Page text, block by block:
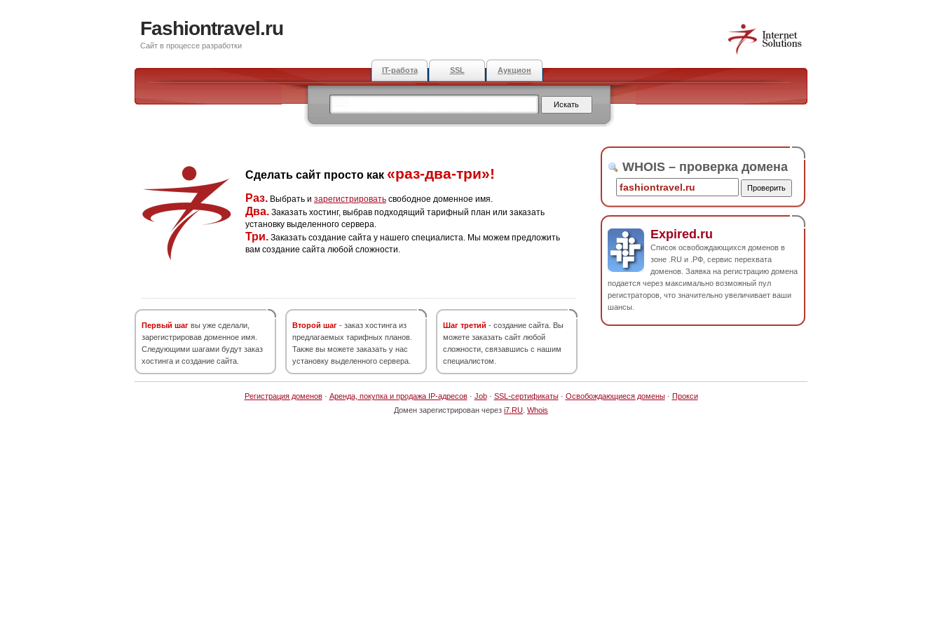
Fashiontravel.ru
Сайт в процессе разработки
IT-работа SSL Аукцион
Сделать сайт просто как «раз-два-три»!
Раз. Выбрать и зарегистрировать свободное доменное имя.
Два. Заказать хостинг, выбрав подходящий тарифный план или заказать
установку выделенного сервера.
Три. Заказать создание сайта у нашего специалиста. Мы можем предложить
вам создание сайта любой сложности.
Первый шаг вы уже сделали,
зарегистрировав доменное имя.
Следующими шагами будут заказ
хостинга и создание сайта.
Второй шаг - заказ хостинга из
предлагаемых тарифных планов.
Также вы можете заказать у нас
установку выделенного сервера.
Шаг третий - создание сайта. Вы
можете заказать сайт любой
сложности, связавшись с нашим
специалистом.
WHOIS – проверка домена
Expired.ru
Список освобождающихся доменов в
зоне .RU и .РФ, сервис перехвата
доменов. Заявка на регистрацию домена
подается через максимально возможный пул
регистраторов, что значительно увеличивает ваши
шансы.
Регистрация доменов· Аренда, покупка и продажа IP-адресов· Job· SSL-сертификаты· Освобождающиеся домены· Прокси
Домен зарегистрирован через i7.RU Whois